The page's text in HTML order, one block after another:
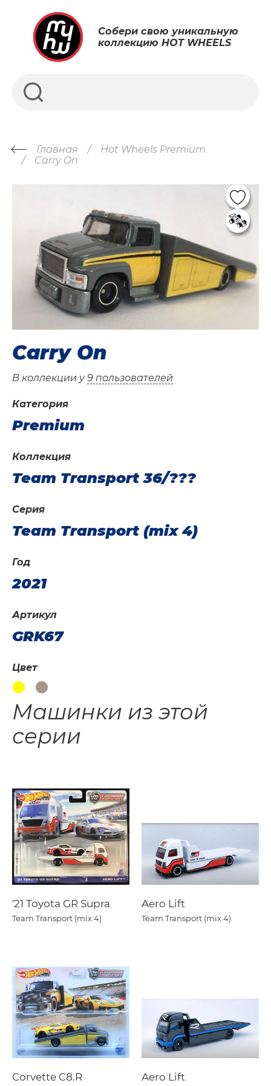
Собери свою уникальную
коллекцию HOT WHEELS
Главная
Hot Wheels Premium
Carry On
Carry On
В коллекции у 9 пользователей
Категория
Premium
Год
2021
Коллекция
Team Transport 36/???
Артикул
GRK67
Серия
Team Transport (mix 4)
Цвет
Машинки из этой
серии
'21 Toyota GR Supra
Team Transport (mix 4)
Aero Lift
Team Transport (mix 4)
Corvette C8.R Aero Lift